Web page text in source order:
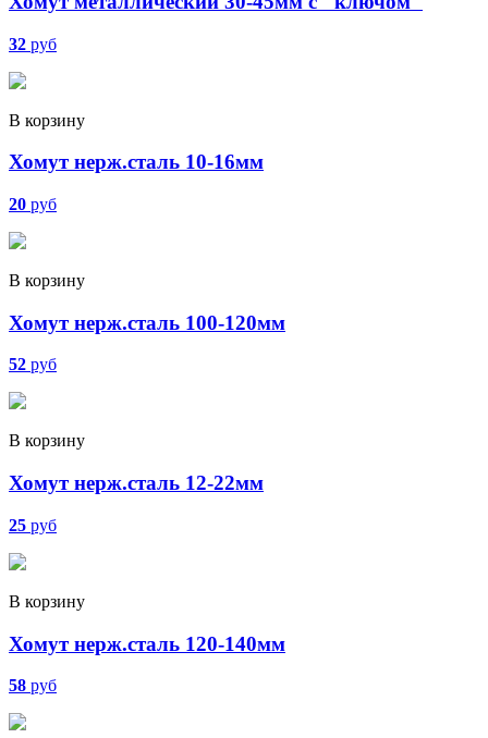
32 руб
В корзину
Хомут нерж.сталь 10-16мм
20 руб
В корзину
Хомут нерж.сталь 100-120мм
52 руб
В корзину
Хомут нерж.сталь 12-22мм
25 руб
В корзину
Хомут нерж.сталь 120-140мм
58 руб